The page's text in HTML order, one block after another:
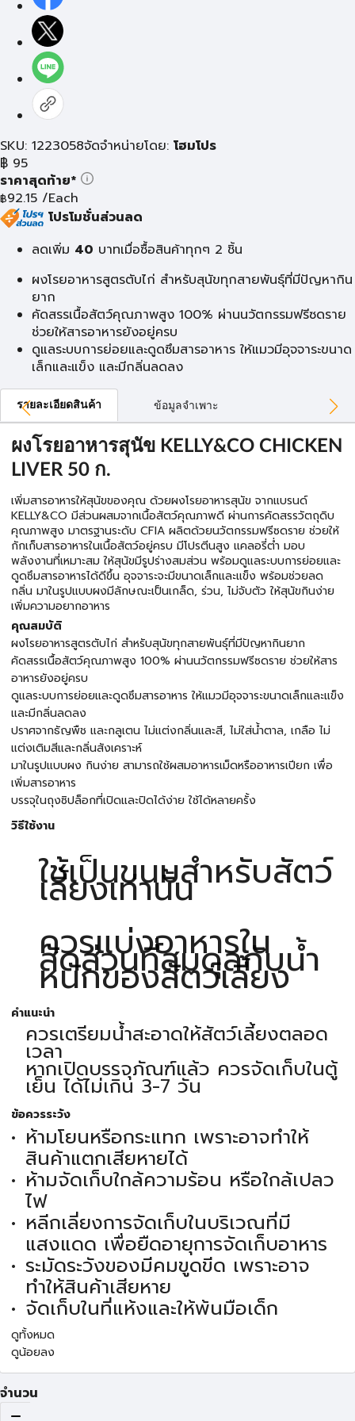
SKU: 1223058จัดจำหน่ายโดย: โฮมโปร
฿ 95
ราคาสุดท้าย*
฿92.15 /Each
โปรโมชั่นส่วนลด
ลดเพิ่ม 40 บาทเมื่อซื้อสินค้าทุกๆ 2 ชิ้น
ผงโรยอาหารสูตรตับไก่ สำหรับสุนัขทุกสายพันธุ์ที่มีปัญหากิน
ยาก
คัดสรรเนื้อสัตว์คุณภาพสูง 100% ผ่านนวัตกรรมฟรีซดราย
ช่วยให้สารอาหารยังอยู่ครบ
ดูแลระบบการย่อยและดูดซึมสารอาหาร ให้แมวมีอุจจาระขนาด
เล็กและแข็ง และมีกลิ่นลดลง
รายละเอียดสินค้า ข้อมูลจำเพาะ
ผงโรยอาหารสุนัข KELLY&CO CHICKEN
LIVER 50 ก.
เพิ่มสารอาหารให้สุนัขของคุณ ด้วยผงโรยอาหารสุนัข จากแบรนด์
KELLY&CO มีส่วนผสมจากเนื้อสัตว์คุณภาพดี ผ่านการคัดสรรวัตถุดิบ
คุณภาพสูง มาตรฐานระดับ CFIA ผลิตด้วยนวัตกรรมฟรีซดราย ช่วยให้
กักเก็บสารอาหารในเนื้อสัตว์อยู่ครบ มีโปรตีนสูง แคลอรี่ต่ำ มอบ
พลังงานที่เหมาะสม ให้สุนัขมีรูปร่างสมส่วน พร้อมดูแลระบบการย่อยและ
ดูดซึมสารอาหารได้ดีขึ้น อุจจาระจะมีขนาดเล็กและแข็ง พร้อมช่วยลด
กลิ่น มาในรูปแบบผงมีลักษณะเป็นเกล็ด, ร่วน, ไม่จับตัว ให้สุนัขกินง่าย
เพิ่มความอยากอาหาร
คุณสมบัติ
ผงโรยอาหารสูตรตับไก่ สำหรับสุนัขทุกสายพันธุ์ที่มีปัญหากินยาก
คัดสรรเนื้อสัตว์คุณภาพสูง 100% ผ่านนวัตกรรมฟรีซดราย ช่วยให้สาร
อาหารยังอยู่ครบ
ดูแลระบบการย่อยและดูดซึมสารอาหาร ให้แมวมีอุจจาระขนาดเล็กและแข็ง
และมีกลิ่นลดลง
ปราศจากธัญพืช และกลูเตน ไม่แต่งกลิ่นและสี, ไม่ใส่น้ำตาล, เกลือ ไม่
แต่งเติมสีและกลิ่นสังเคราะห์
มาในรูปแบบผง กินง่าย สามารถใช้ผสมอาหารเม็ดหรืออาหารเปียก เพื่อ
เพิ่มสารอาหาร
บรรจุในถุงซิปล็อกที่เปิดและปิดได้ง่าย ใช้ได้หลายครั้ง
วิธีใช้งาน
ใช้เป็นขนมสำหรับสัตว์
เลี้ยงเท่านั้น
ควรแบ่งอาหารใน
สัดส่วนที่สมดุลกับน้ำ
หนักของสัตว์เลี้ยง
คำแนะนำ
ควรเตรียมน้ำสะอาดให้สัตว์เลี้ยงตลอด
เวลา
หากเปิดบรรจุภัณฑ์แล้ว ควรจัดเก็บในตู้
เย็น ได้ไม่เกิน 3-7 วัน
ข้อควรระวัง
ห้ามโยนหรือกระแทก เพราะอาจทำให้
สินค้าแตกเสียหายได้
ห้ามจัดเก็บใกล้ความร้อน หรือใกล้เปลว
ไฟ
หลีกเลี่ยงการจัดเก็บในบริเวณที่มี
แสงแดด เพื่อยืดอายุการจัดเก็บอาหาร
ระมัดระวังของมีคมขูดขีด เพราะอาจ
ทำให้สินค้าเสียหาย
จัดเก็บในที่แห้งและให้พ้นมือเด็ก
ดูทั้งหมด
ดูน้อยลง
จำนวน